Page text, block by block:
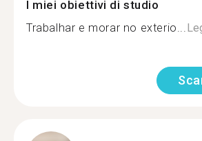
I miei obiettivi di studio
Trabalhar e morar no exterio...